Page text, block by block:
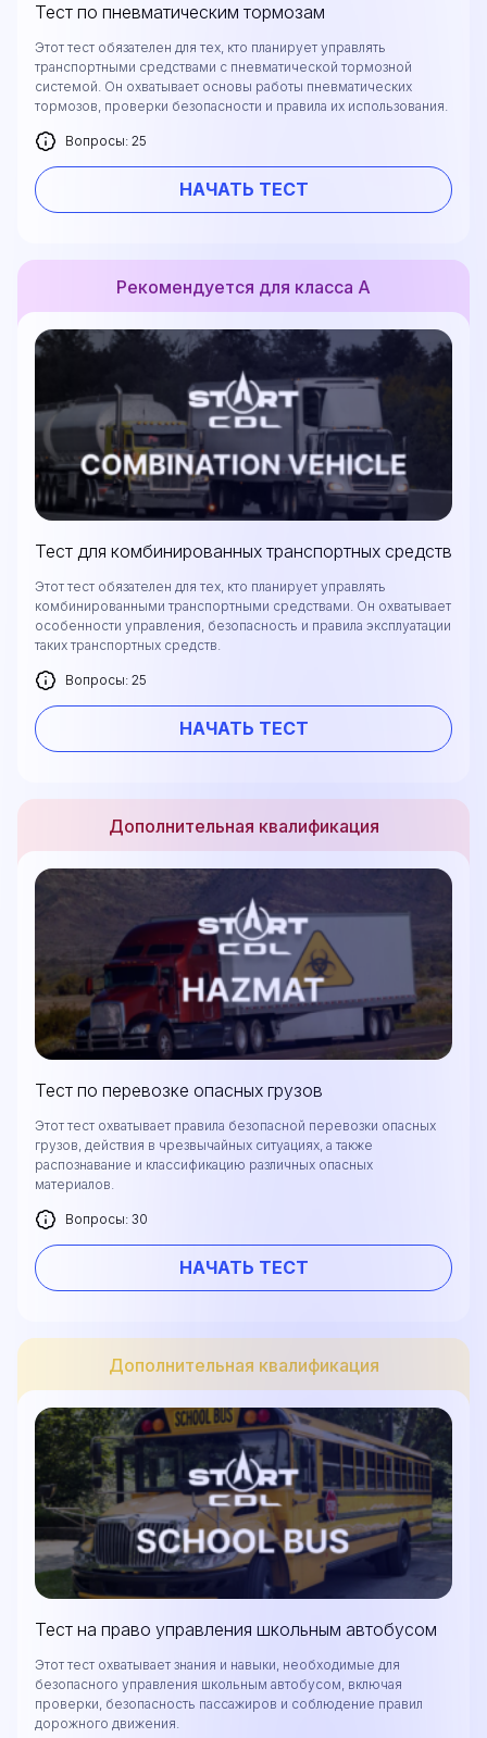
Тест по пневматическим тормозам
Этот тест обязателен для тех, кто планирует управлять
транспортными средствами с пневматической тормозной
системой. Он охватывает основы работы пневматических
тормозов, проверки безопасности и правила их использования.
Вопросы: 25
НАЧАТЬ ТЕСТ
Рекомендуется для класса А
Тест для комбинированных транспортных средств
Этот тест обязателен для тех, кто планирует управлять
комбинированными транспортными средствами. Он охватывает
особенности управления, безопасность и правила эксплуатации
таких транспортных средств.
Вопросы: 25
НАЧАТЬ ТЕСТ
Дополнительная квалификация
Тест по перевозке опасных грузов
Этот тест охватывает правила безопасной перевозки опасных
грузов, действия в чрезвычайных ситуациях, а также
распознавание и классификацию различных опасных
материалов.
Вопросы: 30
НАЧАТЬ ТЕСТ
Дополнительная квалификация
Тест на право управления школьным автобусом
Этот тест охватывает знания и навыки, необходимые для
безопасного управления школьным автобусом, включая
проверки, безопасность пассажиров и соблюдение правил
дорожного движения.